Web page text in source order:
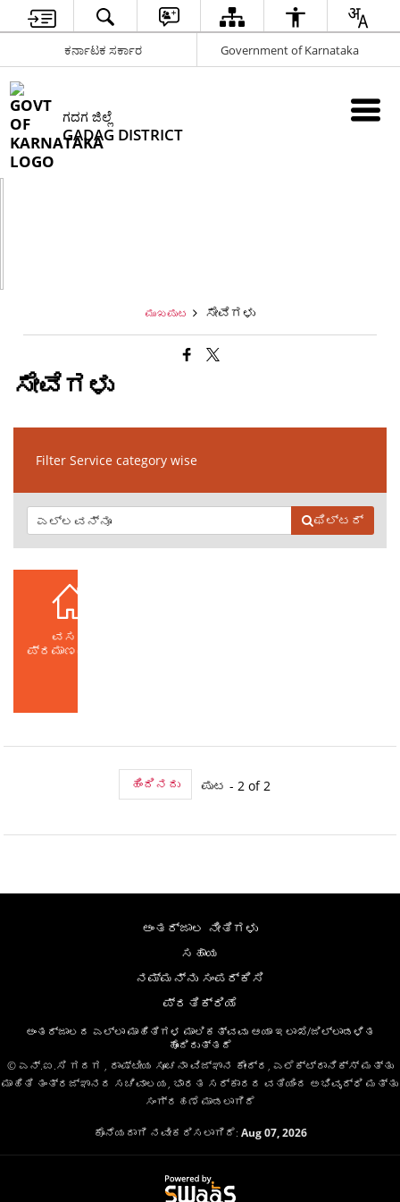
ಕರ್ನಾಟಕ ಸರ್ಕಾರ Government of Karnataka
ಗದಗ ಜಿಲ್ಲೆ
GADAG DISTRICT
ಮುಖಪುಟ ಸೇವೆಗಳು
ಸೇವೆಗಳು
Filter Service category wise
ಫಿಲ್ಟರ್
ವಸತಿ
ಪ್ರಮಾಣಪತ್ರ
ಹಿಂದಿನದು ಪುಟ - 2 of 2
ಅಂತರ್ಜಾಲ ನೀತಿಗಳು
ಸಹಾಯ
ನಮ್ಮನ್ನು ಸಂಪರ್ಕಿಸಿ
ಪ್ರತಿಕ್ರಿಯೆ
ಅಂತರ್ಜಾಲದ ಎಲ್ಲಾ ಮಾಹಿತಿಗಳ ಮಾಲಿಕತ್ವವು ಆಯಾ ಇಲಾಖೆ/ಜಿಲ್ಲಾಡಳಿತ
ಹೊಂದಿರುತ್ತದೆ
© ಎನ್.ಐ.ಸಿ ಗದಗ , ರಾಷ್ಟೀಯ ಸೂಚನಾ ವಿಜ್ಞಾನ ಕೇಂದ್ರ, ಎಲೆಕ್ಟ್ರಾನಿಕ್ಸ್ ಮತ್ತು
ಮಾಹಿತಿ ತಂತ್ರಜ್ಞಾನದ ಸಚಿವಾಲಯ, ಭಾರತ ಸರ್ಕಾರದ ವತಿಯಿಂದ ಅಭಿವೃದ್ಧಿ ಮತ್ತು
ಸಂಗ್ರಹಣೆ ಮಾಡಲಾಗಿದೆ
ಕೊನೆಯದಾಗಿ ನವೀಕರಿಸಲಾಗಿದೆ: Aug 07, 2026